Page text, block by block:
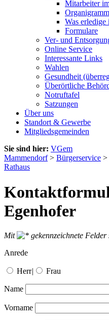
Mitarbeiter
Organigramm
Was erledige
Formulare
Ver- und
Online Service
Interessante Links
Wahlen
Gesundheit
Überörtliche
Notruftafel
Satzungen
Über uns
Standort & Gewerbe
Mitgliedsgemeinden
Sie sind hier: VGem
Mammendorf> Bürgerservice >
Rathaus
Egenhofer
Mit
gekennzeichnete
Anrede
Herr| Frau
Name
Vorname